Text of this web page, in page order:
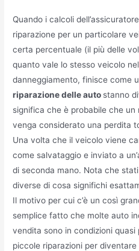
Quando i calcoli
riparazione per un particolare
certa percentuale (il più delle
quanto vale lo stesso veicolo
danneggiamento, finisce come
riparazione delle auto stanno
significa che è probabile che
venga considerato una perdita
Una volta che il veicolo viene
come salvataggio e inviato a
di seconda mano. Nota che
diverse di cosa significhi
Il motivo per cui c’è un così
semplice fatto che molte auto
vendita sono in condizioni
piccole riparazioni per